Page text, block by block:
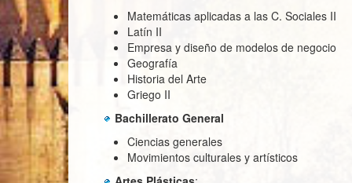
Matemáticas aplicadas a las C. Sociales II
Latín II
Empresa y diseño de modelos de
Geografía
Historia del Arte
Griego II
Bachillerato General
Ciencias generales
Movimientos culturales y artísticos